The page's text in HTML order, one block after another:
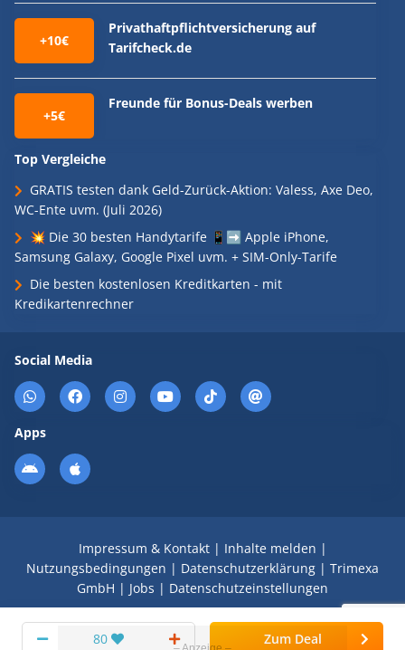
80 Zum Deal
+10€
Privathaftpflichtversicherung auf
Tarifcheck.de
+5€
Freunde für Bonus-Deals werben
Top Vergleiche
GRATIS testen dank Geld-Zurück-Aktion: Valess, Axe Deo,
WC-Ente uvm. (Juli 2026)
💥 Die 30 besten Handytarife 📱➡️ Apple iPhone,
Samsung Galaxy, Google Pixel uvm. + SIM-Only-Tarife
Die besten kostenlosen Kreditkarten - mit
Kredikartenrechner
Social Media
Apps
Impressum & Kontakt| Inhalte melden |
Nutzungsbedingungen | Datenschutzerklärung | Trimexa
GmbH | Jobs | Datenschutzeinstellungen
© 2008 - 2026 Schnäppchen Blog mit Doktortitel -
DealDoktor.de